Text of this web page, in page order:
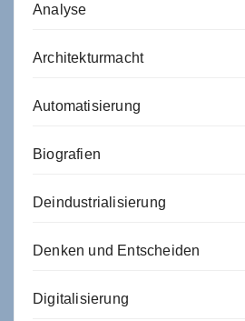
Analyse
Architekturmacht
Automatisierung
Biografien
Deindustrialisierung
Denken und Entscheiden
Digitalisierung